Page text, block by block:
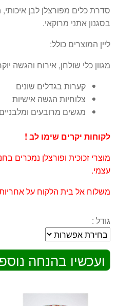
סדרת כלים מפורצלן לבן
בסגנון אתני מרוקאי.
ליין המוצרים כולל:
מגוון כלי שולחן, אירוח והגשה
קערות בגדלים שונים
צלוחיות הגשה אישיות
מגשים מרובעים
לקוחות יקרים שימו לב !
מוצרי זכוכית ופורצלן נמכרים
עצמי.
משלוח אל בית הלקוח על
גודל :
ועכשיו בהנחה